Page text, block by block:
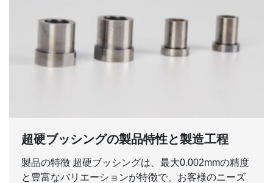
超硬ブッシングの製品特性と製造工程
製品の特徴 超硬ブッシングは、最大0.002mmの精度
と豊富なバリエーションが特徴で、お客様のニーズ